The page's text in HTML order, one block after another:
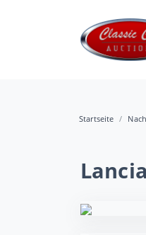
Startseite